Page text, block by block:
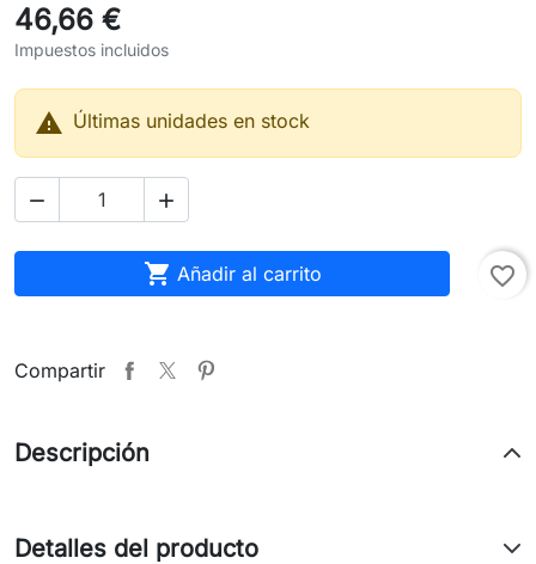
46,66 €
Impuestos incluidos
 Últimas unidades en stock
 
 Añadir al carrito favorite_border
Compartir
Descripción
Detalles del producto